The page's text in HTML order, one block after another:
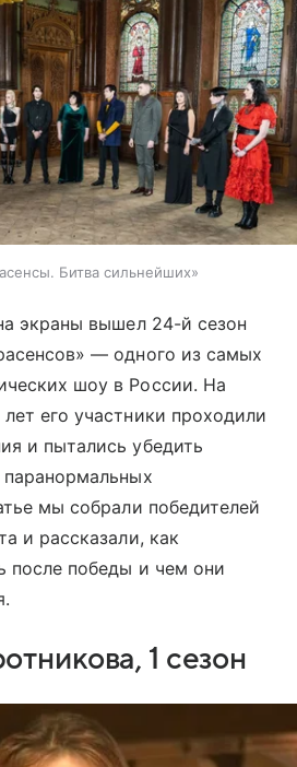
Битва сильнейших»
экраны вышел 24-й сезон
— одного из самых
шоу в России. На
его участники проходили
и пытались убедить
мы собрали победителей
и рассказали, как
после победы и чем они
1 сезон